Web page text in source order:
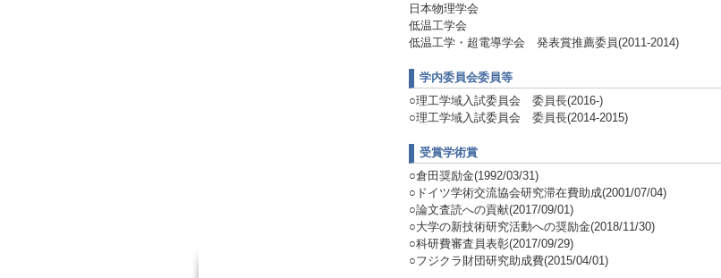
日本物理学会
低温工学会
低温工学・超電導学会 発表賞推薦委員(2011-2014)
学内委員会委員等
○理工学域入試委員会 委員長(2016-)
○理工学域入試委員会 委員長(2014-2015)
受賞学術賞
○倉田奨励金(1992/03/31)
○ドイツ学術交流協会研究滞在費助成(2001/07/04)
○論文査読への貢献(2017/09/01)
○大学の新技術研究活動への奨励金(2018/11/30)
○科研費審査員表彰(2017/09/29)
○フジクラ財団研究助成費(2015/04/01)